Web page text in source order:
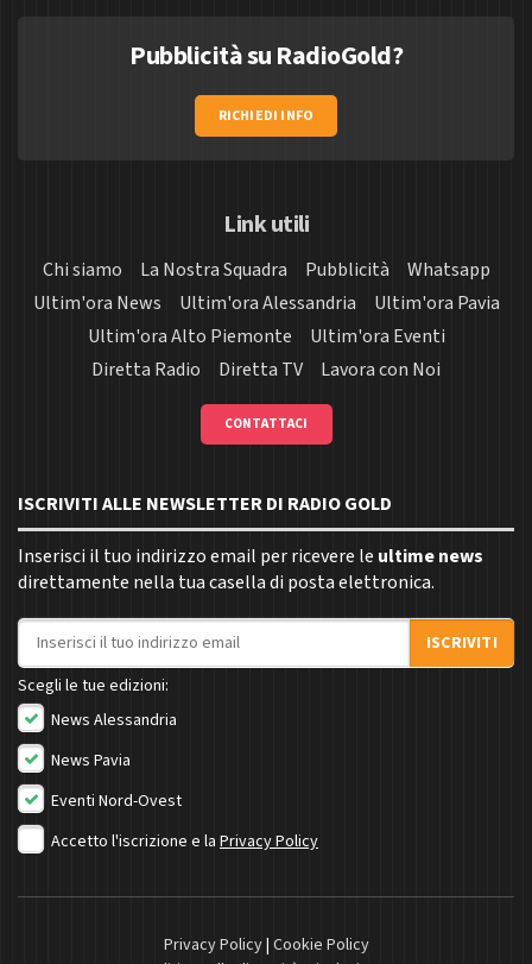
Pubblicità su RadioGold?
RICHIEDI INFO
Link utili
Chi siamo La Nostra Squadra Pubblicità
Whatsapp
Ultim'ora News
Ultim'ora Alessandria
Ultim'ora Pavia
Ultim'ora Alto Piemonte
Ultim'ora Eventi
Diretta Radio
Diretta TV Lavora con Noi
CONTATTACI
ISCRIVITI ALLE NEWSLETTER DI RADIO GOLD
Inserisci il tuo indirizzo email per ricevere le ultime news
direttamente nella tua casella di posta elettronica.
Indirizzo email
ISCRIVITI
Scegli le tue edizioni:
News Alessandria
News Pavia
Eventi Nord-Ovest
Accetto l'iscrizione e la Privacy Policy
Privacy Policy| Cookie Policy